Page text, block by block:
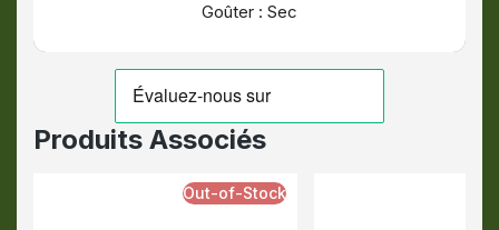
Goûter : Sec
Produits Associés
Out-of-Stock